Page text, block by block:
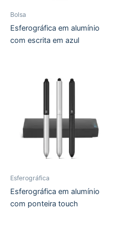
Bolsa
Esferográfica em alumínio
com escrita em azul
Esferográfica
Esferográfica em alumínio
com ponteira touch